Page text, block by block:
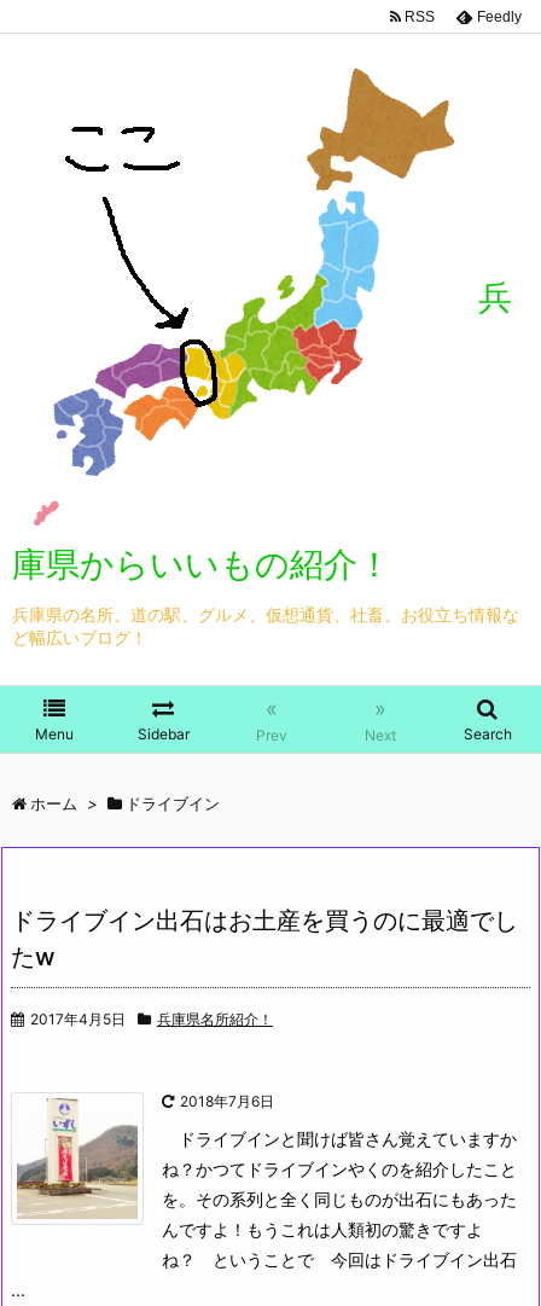
兵
庫県からいいもの紹介！
兵庫県の名所、道の駅、グルメ、仮想通貨、社畜、お役立ち情報な
ど幅広いブログ！
Menu Sidebar
«
Prev
»
Next Search
RSS Feedly
ホーム > ドライブイン
ドライブイン出石はお土産を買うのに最適でし
たw
2017年4月5日 兵庫県名所紹介！
2018年7月6日
ドライブインと聞けば皆さん覚えていますか
ね？かつてドライブインやくのを紹介したこと
を。その系列と全く同じものが出石にもあった
んですよ！もうこれは人類初の驚きですよ
ね？
ということで 今回はドライブイン出石
...